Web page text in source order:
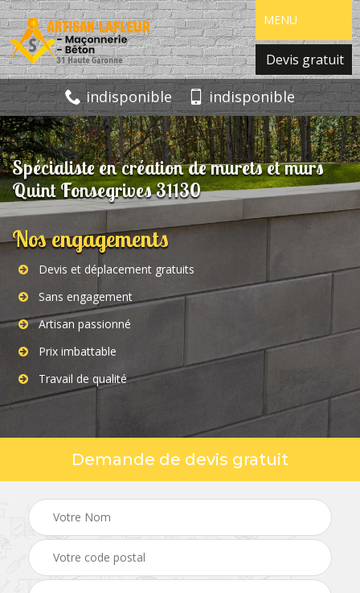
MENU
Devis gratuit
indisponible indisponible
Spécialiste en création de murets et murs
Quint Fonsegrives 31130
Nos engagements
Devis et déplacement gratuits
Sans engagement
Artisan passionné
Prix imbattable
Travail de qualité
Demande de devis gratuit